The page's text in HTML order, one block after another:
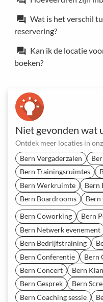
forum Wat is het verschil
reservering?
forum Kan ik de locatie
boeken?
Niet gevonden wat
Ontdek meer locaties in
Bern Vergaderzalen
Bern Trainingsruimtes
Bern Werkruimte
Bern
Bern Boardrooms
Bern
Bern Coworking
Bern
Bern Netwerk evenement
Bern Bedrijfstraining
Bern Conferentie
Bern
Bern Concert
Bern
Bern Gesprek
Bern
Bern Coaching sessie